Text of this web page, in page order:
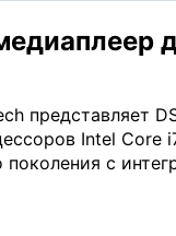
представляет
Intel Core
поколения с